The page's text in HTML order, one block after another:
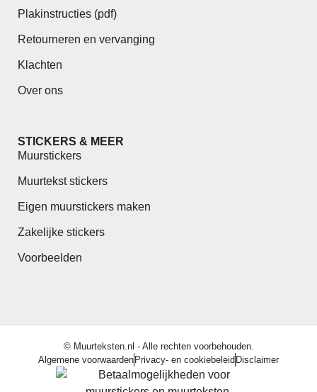
Plakinstructies (pdf)
Retourneren en vervanging
Klachten
Over ons
STICKERS & MEER
Muurstickers
Muurtekst stickers
Eigen muurstickers maken
Zakelijke stickers
Voorbeelden
© Muurteksten.nl - Alle rechten voorbehouden.
Algemene voorwaarden Privacy- en cookiebeleid Disclaimer